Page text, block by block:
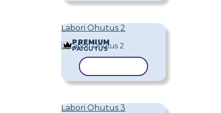
Labori Ohutus 2
PREMIUM
PAIGUTUS
Labori Ohutus 3